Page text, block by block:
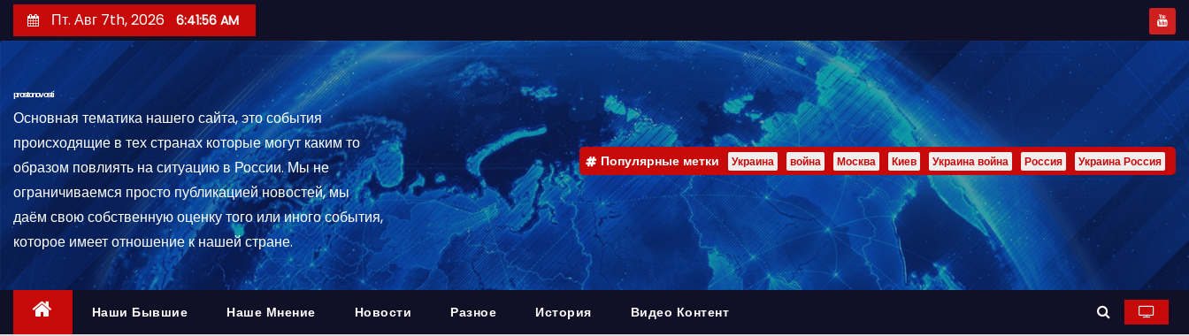
е
й
Пт. Авг 7th, 2026 6:41:57 AM
prostonovosti
Основная тематика нашего сайта, это события
происходящие в тех странах которые могут каким то
образом повлиять на ситуацию в России. Мы не
ограничиваемся просто публикацией новостей, мы
даём свою собственную оценку того или иного события,
которое имеет отношение к нашей стране.
Популярные метки Украина война Москва Киев Украина война Россия Украина Россия
Наши Бывшие Наше Мнение Новости Разное История Видео Контент